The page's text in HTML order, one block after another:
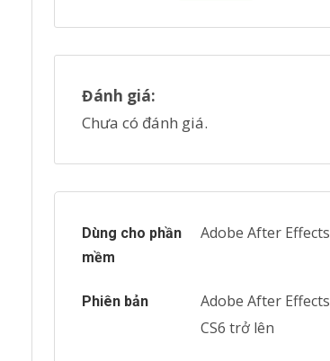
Đánh giá:
Chưa có đánh giá.
Dùng cho phần
mềm
Adobe After Effects
Phiên bản
Adobe After Effects
CS6 trở lên